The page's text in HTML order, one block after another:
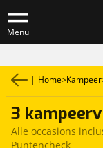
Menu
| Home>Kampeer
3
Alle occasions
Puntencheck